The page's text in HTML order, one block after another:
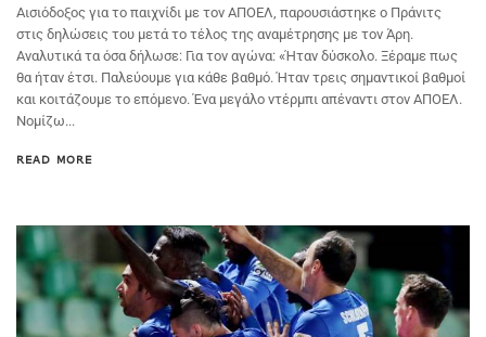
Αισιόδοξος για το παιχνίδι με τον ΑΠΟΕΛ, παρουσιάστηκε ο Πράνιτς
στις δηλώσεις του μετά το τέλος της αναμέτρησης με τον Άρη.
Αναλυτικά τα όσα δήλωσε: Για τον αγώνα: «Ήταν δύσκολο. Ξέραμε πως
θα ήταν έτσι. Παλεύουμε για κάθε βαθμό. Ήταν τρεις σημαντικοί βαθμοί
και κοιτάζουμε το επόμενο. Ένα μεγάλο ντέρμπι απέναντι στον ΑΠΟΕΛ.
Νομίζω...
READ MORE